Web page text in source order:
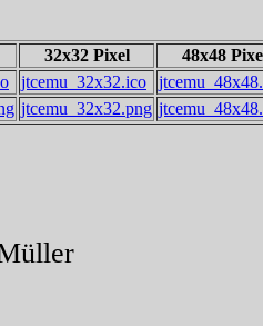
32x32 Pixel
48x48
jtcemu_32x32.ico
jtcemu_32x32.png